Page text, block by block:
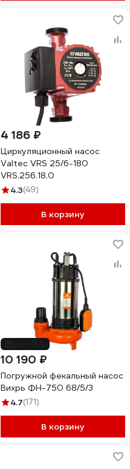
4 186 ₽
Циркуляционный насос
Valtec VRS 25/6-180
VRS.256.18.0
4.3(49)
В корзину
10 190 ₽
Погружной фекальный насос
Вихрь ФН-750 68/5/3
4.7(171)
В корзину